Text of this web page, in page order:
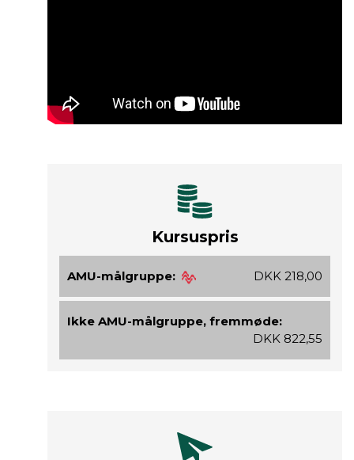
Kursuspris
AMU-målgruppe: DKK 218,00
Ikke AMU-målgruppe, fremmøde:
DKK 822,55